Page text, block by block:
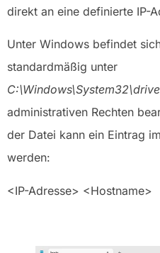
direkt an eine definierte IP-
Unter Windows befindet
standardmäßig unter
administrativen Rechten
der Datei kann ein Eintrag
werden:
<IP-Adresse> <Hostname>